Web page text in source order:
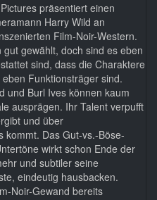
präsentiert einen
Harry Wild an
Film-Noir-Western.
gewählt, doch sind es eben
sind, dass die Charaktere
Funktionsträger sind.
und Burl Ives können kaum
ausprägen. Ihr Talent verpufft
und über
kommt. Das Gut-vs.-Böse-
wirkt schon Ende der
und subtiler seine
eindeutig hausbacken.
Noir-Gewand bereits